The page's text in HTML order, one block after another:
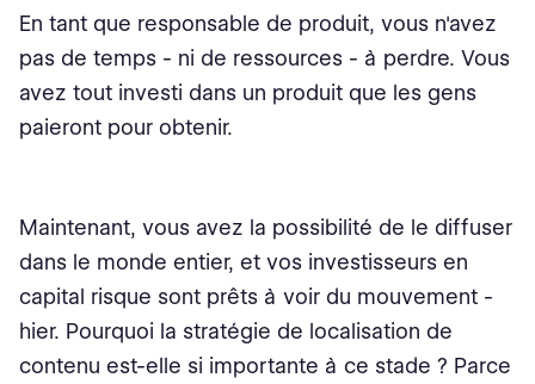
En tant que responsable de produit, vous n'avez
pas de temps - ni de ressources - à perdre. Vous
avez tout investi dans un produit que les gens
paieront pour obtenir.
Maintenant, vous avez la possibilité de le diffuser
dans le monde entier, et vos investisseurs en
capital risque sont prêts à voir du mouvement -
hier. Pourquoi la stratégie de localisation de
contenu est-elle si importante à ce stade ? Parce